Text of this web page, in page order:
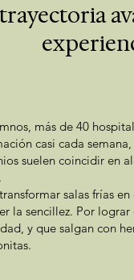
más de 40
casi cada
suelen coincidir en
salas frías
la sencillez. Por lograr
y que salgan con